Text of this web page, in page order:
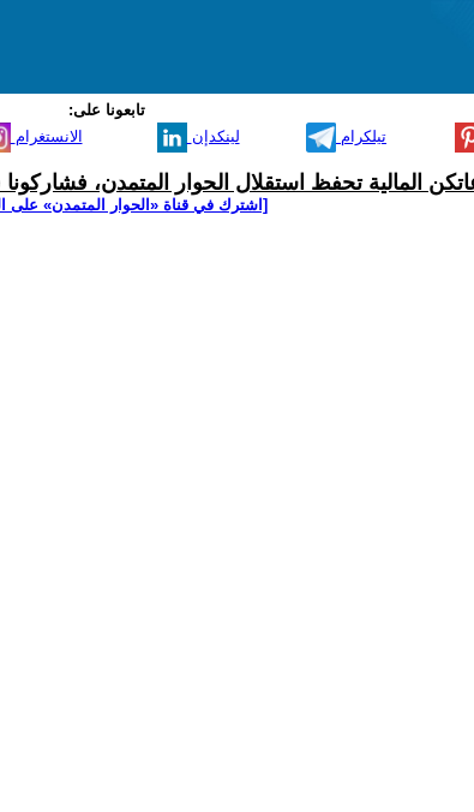
تابعونا على:
الانستغرام لينكدإن تيلكرام
المالية تحفظ استقلال الحوار المتمدن،
[اشترك في قناة ‫«الحوار المتمدن» على